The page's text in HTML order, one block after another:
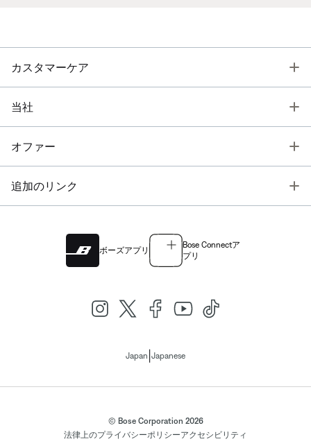
カスタマーケア
当社
オファー
追加のリンク
ボーズアプリ
Bose Connectア
プリ
Japan Japanese
© Bose Corporation 2026
法律上のプライバシーポリシーアクセシビリティ